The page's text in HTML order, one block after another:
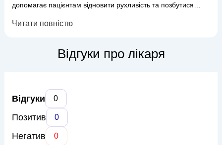
допомагає пацієнтам відновити рухливість та позбутися
індивідуальний підхід до кожного випадку. Основні напрямки
опорно-рухового а...
Читати повністю
Відгуки про лікаря
Відгуки 0
Позитив 0
Негатив 0